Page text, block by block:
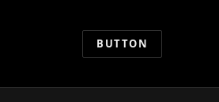
BUTTON